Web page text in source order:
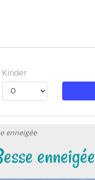
enneigée
enneigée